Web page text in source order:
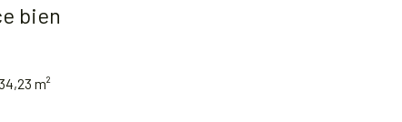
bien
m²